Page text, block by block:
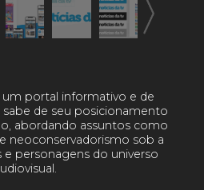
um portal informativo e de
de seu posicionamento
abordando assuntos como
neoconservadorismo sob a
personagens do universo